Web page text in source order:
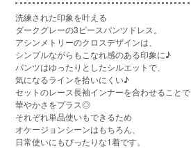
洗練された印象を叶える
ダークグレーの3ピースパンツドレス。
アシンメトリーのクロスデザインは、
シンプルながらもこなれ感のある印象に♪
パンツはゆったりとしたシルエットで、
気になるラインを拾いにくい♪
セットのレース長袖インナーを合わせることで
華やかさをプラス◎
それぞれ単品使いもできるため
オケージョンシーンはもちろん、
日常使いにもぴったりな1着です。